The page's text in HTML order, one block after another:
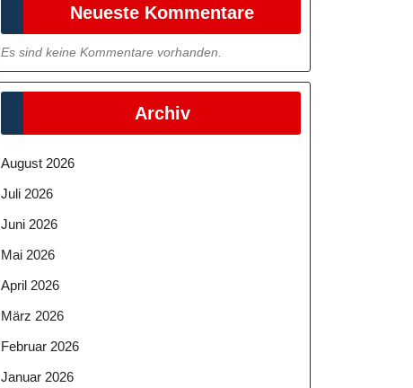
Neueste Kommentare
Es sind keine Kommentare vorhanden.
Archiv
August 2026
Juli 2026
Juni 2026
Mai 2026
April 2026
März 2026
Februar 2026
Januar 2026